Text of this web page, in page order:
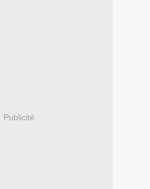
Publicité